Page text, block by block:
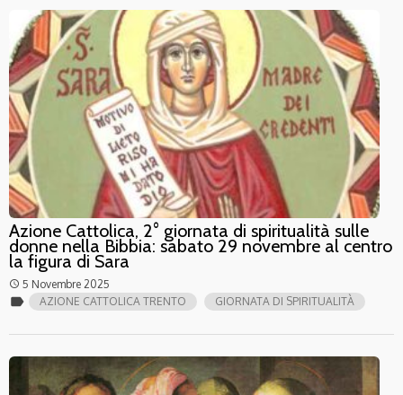
Azione Cattolica, 2° giornata di spiritualità sulle
donne nella Bibbia: sabato 29 novembre al centro
la figura di Sara
access_time 5 Novembre 2025
label AZIONE CATTOLICA TRENTO GIORNATA DI SPIRITUALITÀ